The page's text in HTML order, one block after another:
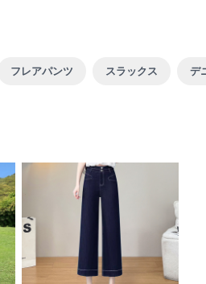
フレアパンツ スラックス デ